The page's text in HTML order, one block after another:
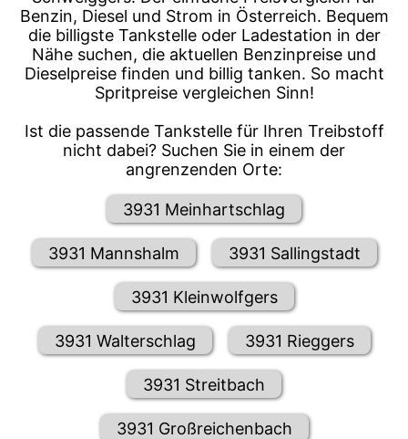
Benzin, Diesel und Strom in Österreich. Bequem
die billigste Tankstelle oder Ladestation in der
Nähe suchen, die aktuellen Benzinpreise und
Dieselpreise finden und billig tanken. So macht
Spritpreise vergleichen Sinn!
Ist die passende Tankstelle für Ihren Treibstoff
nicht dabei? Suchen Sie in einem der
angrenzenden Orte:
3931 Meinhartschlag
3931 Mannshalm 3931 Sallingstadt
3931 Kleinwolfgers
3931 Walterschlag 3931 Rieggers
3931 Streitbach
3931 Großreichenbach